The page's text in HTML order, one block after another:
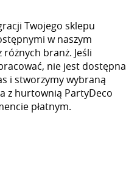
Twojego sklepu
w naszym
branż. Jeśli
nie jest dostępna
i stworzymy wybraną
z hurtownią PartyDeco
płatnym.